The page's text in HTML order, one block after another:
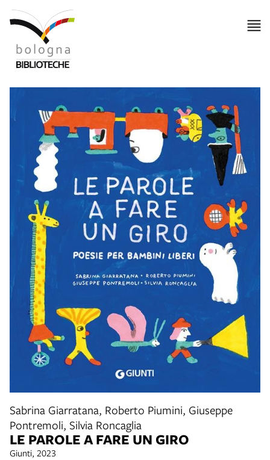
Sabrina Giarratana, Roberto Piumini, Giuseppe
Pontremoli, Silvia Roncaglia
LE PAROLE A FARE UN GIRO
Giunti, 2023